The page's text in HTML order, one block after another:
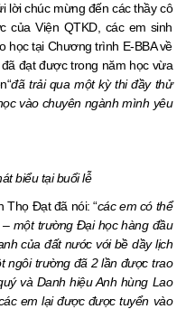
lời chúc mừng đến các thầy cô
của Viện QTKD, các em sinh
học tại Chương trình E-BBA về
đạt được trong năm học vừa
đãtrải qua một kỳ thi đầy thử
vào chuyên ngành mình yêu
biểu tại buổi lễ
Thọ Đạt đã nói: “các em có thể
một trường Đại học hàng đầu
của đất nước với bề dầy lịch
ngôi trường đã 2 lần được trao
và Danh hiệu Anh hùng Lao
em lại được được tuyển vào